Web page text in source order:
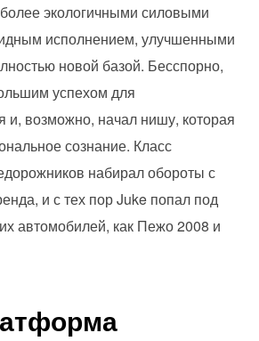
экологичными силовыми
исполнением, улучшенными
новой базой. Бесспорно,
успехом для
и, возможно, начал нишу, которая
сознание. Класс
набирал обороты с
и с тех пор Juke попал под
автомобилей, как Пежо 2008 и